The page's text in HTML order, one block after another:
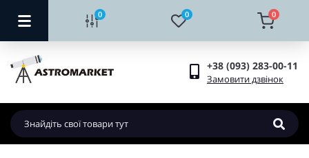
0 0 0
+38 (093) 283-00-11
Замовити дзвінок